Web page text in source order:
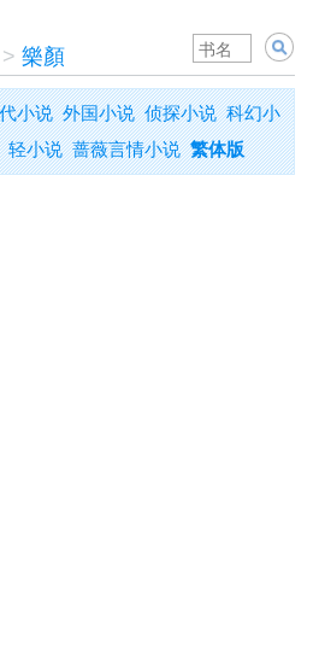
> 樂顏
小说 外国小说 侦探小说 科幻小
轻小说 蔷薇言情小说 繁体版